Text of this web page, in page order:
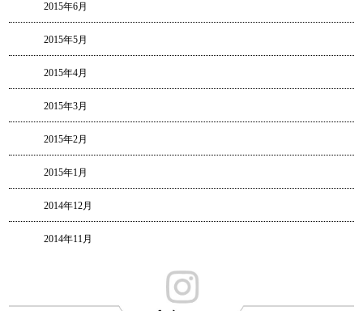
2015年6月
2015年5月
2015年4月
2015年3月
2015年2月
2015年1月
2014年12月
2014年11月